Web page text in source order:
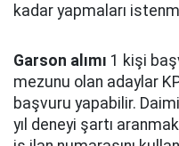
kadar yapmaları
Garson alımı 1 kişi
mezunu olan adaylar
başvuru yapabilir.
yıl deneyi şartı